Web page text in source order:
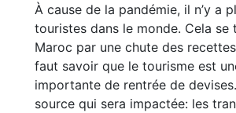
À cause de la pandémie, il n’y a
touristes dans le monde. Cela se
Maroc par une chute des
faut savoir que le tourisme est
importante de rentrée de
source qui sera impactée: les